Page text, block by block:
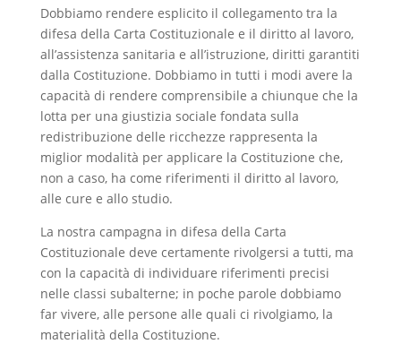
Dobbiamo rendere esplicito il collegamento tra la
difesa della Carta Costituzionale e il diritto al lavoro,
all’assistenza sanitaria e all’istruzione, diritti garantiti
dalla Costituzione. Dobbiamo in tutti i modi avere la
capacità di rendere comprensibile a chiunque che la
lotta per una giustizia sociale fondata sulla
redistribuzione delle ricchezze rappresenta la
miglior modalità per applicare la Costituzione che,
non a caso, ha come riferimenti il diritto al lavoro,
alle cure e allo studio.
La nostra campagna in difesa della Carta
Costituzionale deve certamente rivolgersi a tutti, ma
con la capacità di individuare riferimenti precisi
nelle classi subalterne; in poche parole dobbiamo
far vivere, alle persone alle quali ci rivolgiamo, la
materialità della Costituzione.